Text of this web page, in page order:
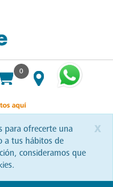
0
x
para ofrecerte una
a tus hábitos de
consideramos que